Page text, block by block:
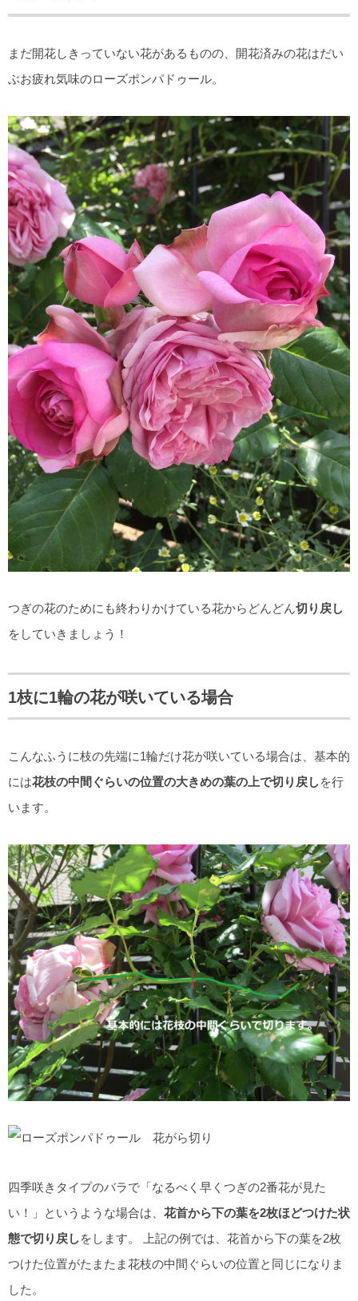
まだ開花しきっていない花があるものの、開花済みの花はだい
ぶお疲れ気味のローズポンパドゥール。
つぎの花のためにも終わりかけている花からどんどん切り戻し
をしていきましょう！
1枝に1輪の花が咲いている場合
こんなふうに枝の先端に1輪だけ花が咲いている場合は、基本的
には花枝の中間ぐらいの位置の大きめの葉の上で切り戻しを行
います。
四季咲きタイプのバラで「なるべく早くつぎの2番花が見た
い！」というような場合は、 花首から下の葉を2枚ほどつけた状
態で切り戻しをします。 上記の例では、花首から下の葉を2枚
つけた位置がたまたま花枝の中間ぐらいの位置と同じになりま
した。